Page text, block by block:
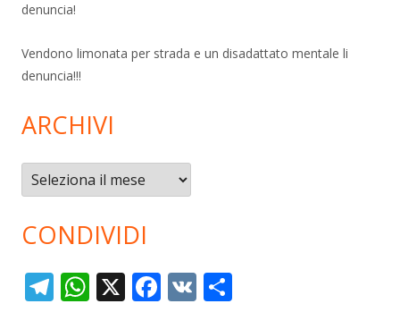
denuncia!
Vendono limonata per strada e un disadattato mentale li
denuncia!!!
ARCHIVI
Archivi
CONDIVIDI
T W X F V